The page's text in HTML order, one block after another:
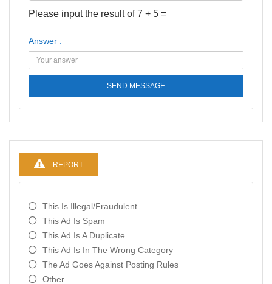
Please input the result of 7 + 5 =
Answer :
SEND MESSAGE
REPORT
This Is Illegal/fraudulent
This Ad Is Spam
This Ad Is A Duplicate
This Ad Is In The Wrong Category
The Ad Goes Against Posting Rules
Other